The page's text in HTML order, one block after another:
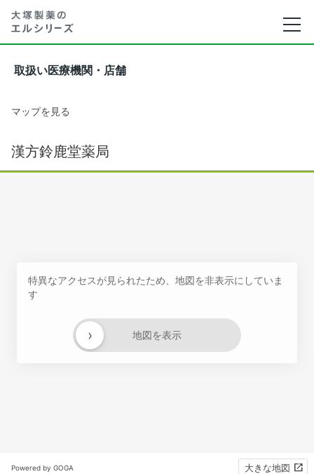
取扱い医療機関・店舗
マップを見る
漢方鈴鹿堂薬局
特異なアクセスが見られたため、地図を非表示にしていま
す
地図を表示
›
Powered by GOGA 大きな地図